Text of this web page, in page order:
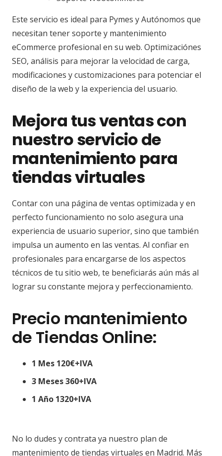
Este servicio es ideal para Pymes y Autónomos que
necesitan tener soporte y mantenimiento
eCommerce profesional en su web. Optimizaciónes
SEO, análisis para mejorar la velocidad de carga,
modificaciones y customizaciones para potenciar el
diseño de la web y la experiencia del usuario.
Mejora tus ventas con
nuestro servicio de
mantenimiento para
tiendas virtuales
Contar con una página de ventas optimizada y en
perfecto funcionamiento no solo asegura una
experiencia de usuario superior, sino que también
impulsa un aumento en las ventas. Al confiar en
profesionales para encargarse de los aspectos
técnicos de tu sitio web, te beneficiarás aún más al
lograr su constante mejora y perfeccionamiento.
Precio mantenimiento
de Tiendas Online:
1 Mes 120€+IVA
3 Meses 360+IVA
1 Año 1320+IVA
No lo dudes y contrata ya nuestro plan de
mantenimiento de tiendas virtuales en Madrid. Más